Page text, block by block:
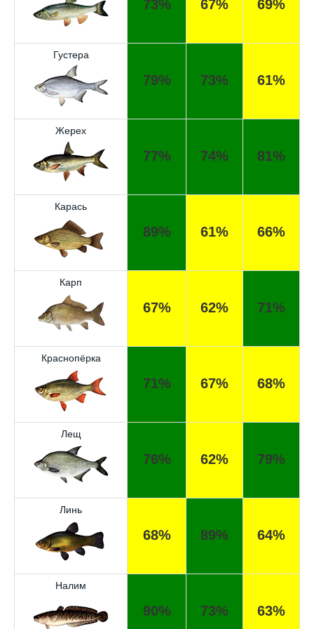
73% 67% 69%
Густера
79% 73% 61%
Жерех
77% 74% 81%
Карась
89% 61% 66%
Карп
67% 62% 71%
Краснопёрка
71% 67% 68%
Лещ
76% 62% 79%
Линь
68% 89% 64%
Налим
90% 73% 63%